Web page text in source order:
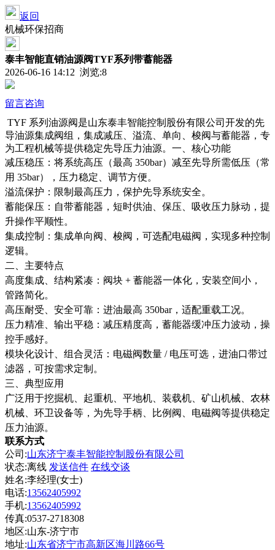
返回
机械环保招商
泰丰智能直销油源阀TYF系列带蓄能器
2026-06-16 14:12 浏览:8
留言咨询
TYF 系列油源阀是山东泰丰智能控制股份有限公司开发的先
导油源集成阀组，集成减压、溢流、单向、梭阀与蓄能器，专
为工程机械等提供稳定先导压力油源。一、核心功能
减压稳压：将系统高压（最高 350bar）减至先导所需低压（常
用 35bar），压力稳定、调节方便。
溢流保护：限制最高压力，保护先导系统安全。
蓄能保压：自带蓄能器，短时供油、保压、吸收压力脉动，提
升操作平顺性。
集成控制：集成单向阀、梭阀，可选配电磁阀，实现多种控制
逻辑。
二、主要特点
高度集成、结构紧凑：阀块 + 蓄能器一体化，安装空间小，
管路简化。
高压耐受、安全可靠：进油最高 350bar，适配重载工况。
压力精准、输出平稳：减压精度高，蓄能器缓冲压力波动，操
控手感好。
模块化设计、组合灵活：电磁阀数量 / 电压可选，进油口带过
滤器，可按需求定制。
三、典型应用
广泛用于挖掘机、起重机、平地机、装载机、矿山机械、农林
机械、环卫设备等，为先导手柄、比例阀、电磁阀等提供稳定
压力油源。
联系方式
公司:山东济宁泰丰智能控制股份有限公司
状态:离线 发送信件 在线交谈
姓名:李经理(女士)
电话:13562405992
手机:13562405992
传真:0537-2718308
地区:山东-济宁市
地址:山东省济宁市高新区海川路66号